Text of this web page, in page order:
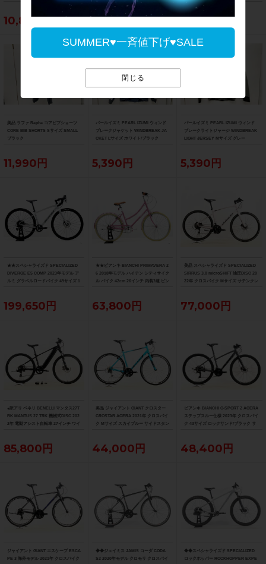
SUMMER♥一斉値下げ♥SALE
閉じる
10,890円 9,790円 8,690円
美品 ラファ Rapha コアビブショーツ
CORE BIB SHORTS Sサイズ SMALL
ブラック
11,990円
パールイズミ PEARL IZUMI ウィンド
ブレークジャケット WINDBREAK JA
CKET Lサイズ ホワイト/ブラック
5,390円
パールイズミ PEARL IZUMI ウィンド
ブレークライトジャージ WINDBREAK
LIGHT JERSEY Mサイズ グレー
5,390円
★★スペシャライズド SPECIALIZED
DIVERGE E5 COMP 2023年モデル ア
ルミ グラベルロードバイク 49サイズ 1
199,650円
★★ビアンキ BIANCHI PRIMAVERA 2
6 2018年モデル ハイテン シティサイク
ル バイク 42cm 26インチ 内装3速 ピン
63,800円
美品 スペシャライズド SPECIALIZED
SIRRUS 3.0 microSHIFT 油圧DISC 20
22年 クロスバイク Mサイズ サテンクレ
77,000円
●訳アリ ベネリ BENELLI マンタス27T
RK MANTUS 27 TRK 機械式DISC 202
2年 電動アシスト自転車 27インチ ワイ
85,800円
美品 ジャイアント GIANT クロスター
CROSTAR ACERA 2021年 クロスバイ
ク Mサイズ スカイブルー サイドスタン
44,000円
ビアンキ BIANCHI C-SPORT 2 ACERA
ステップスルー仕様 2023年 クロスバイ
ク 43サイズ ロックサンド/ブラック サ
48,400円
ジャイアント GIANT エスケープ ESCA
PE 3 海外モデル 2021年 クロスバイク
◆◆ジェイミス JAMIS コーダ CODA
S2 2020年モデル クロモリ クロスバイ
◆◆スペシャライズド SPECIALIZED
ロックホッパー ROCKHOPPER EXPE